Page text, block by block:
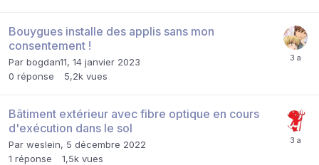
Bouygues installe des applis sans mon
consentement !
Par bogdan11, 14 janvier 2023
0 réponse 5,2k vues
Bâtiment extérieur avec fibre optique en cours
d'exécution dans le sol
Par weslein, 5 décembre 2022
1 réponse 1,5k vues